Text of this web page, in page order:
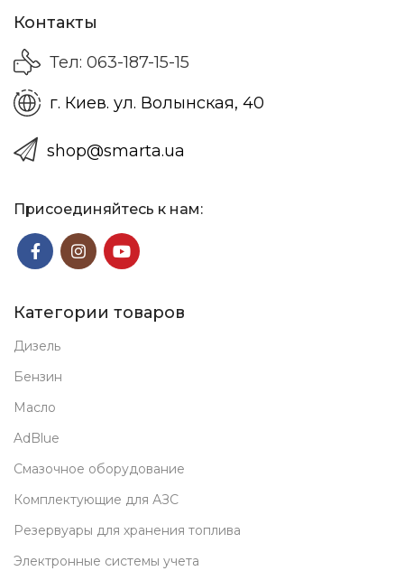
Контакты
Тел: 063-187-15-15
г. Киев. ул. Волынская, 40
shop@smarta.ua
Присоединяйтесь к нам:
Категории товаров
Дизель
Бензин
Масло
AdBlue
Смазочное оборудование
Комплектующие для АЗС
Резервуары для хранения топлива
Электронные системы учета